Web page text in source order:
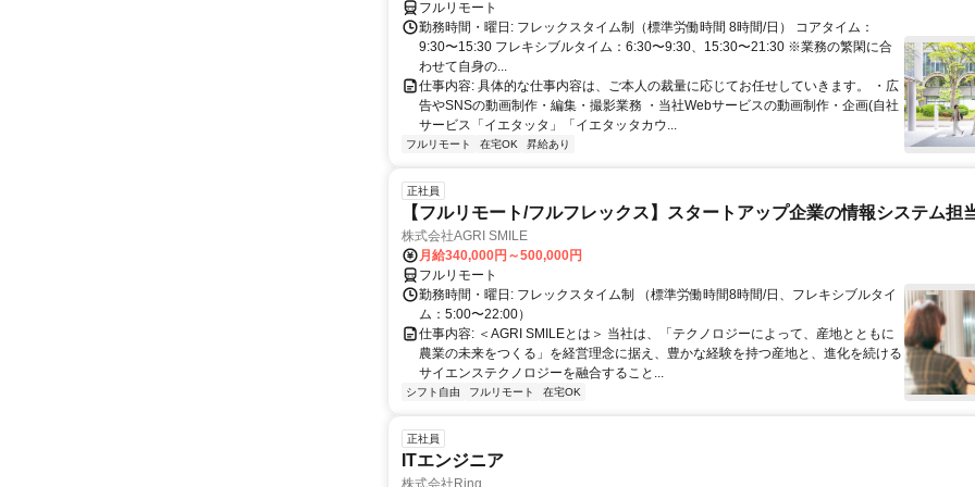
フルリモート
勤務時間・曜日: フレックスタイム制（標準労働時間 8時間/日） コアタイム：
9:30〜15:30 フレキシブルタイム：6:30〜9:30、15:30〜21:30 ※業務の繁閑に合
わせて自身の...
仕事内容: 具体的な仕事内容は、ご本人の裁量に応じてお任せしていきます。 ・広
告やSNSの動画制作・編集・撮影業務 ・当社Webサービスの動画制作・企画(自社
サービス「イエタッタ」「イエタッタカウ...
フルリモート 在宅OK 昇給あり
正社員
【フルリモート/フルフレックス】スタートアップ企業の情報システム担
株式会社AGRI SMILE
月給340,000円～500,000円
フルリモート
勤務時間・曜日: フレックスタイム制 （標準労働時間8時間/日、フレキシブルタイ
ム：5:00〜22:00）
仕事内容: ＜AGRI SMILEとは＞ 当社は、「テクノロジーによって、産地とともに
農業の未来をつくる」を経営理念に据え、豊かな経験を持つ産地と、進化を続ける
サイエンステクノロジーを融合すること...
シフト自由 フルリモート 在宅OK
正社員
ITエンジニア
株式会社Ring